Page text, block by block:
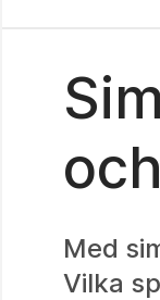
Med
Vilka